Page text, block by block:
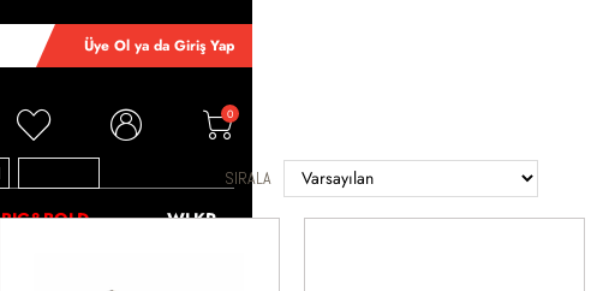
Üye Ol ya da Giriş Yap
0
BIG&BOLD WLKR
SIRALA